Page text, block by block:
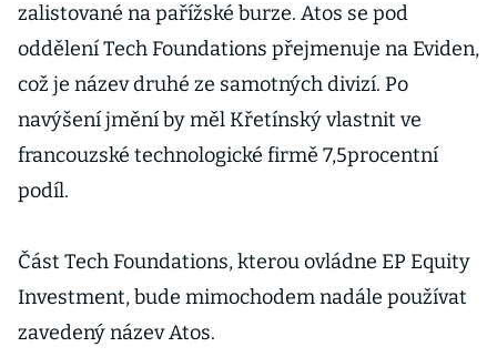
zalistované na pařížské burze. Atos se pod
oddělení Tech Foundations přejmenuje na Eviden,
což je název druhé ze samotných divizí. Po
navýšení jmění by měl Křetínský vlastnit ve
francouzské technologické firmě 7,5procentní
podíl.
Část Tech Foundations, kterou ovládne EP Equity
Investment, bude mimochodem nadále používat
zavedený název Atos.